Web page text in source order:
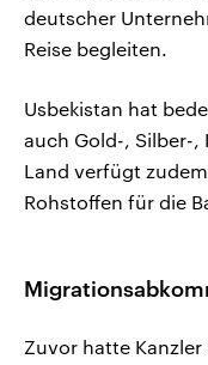
deutscher
Reise begleiten.
Usbekistan hat
auch Gold-, Silber-,
Land verfügt
Rohstoffen für die
Zuvor hatte